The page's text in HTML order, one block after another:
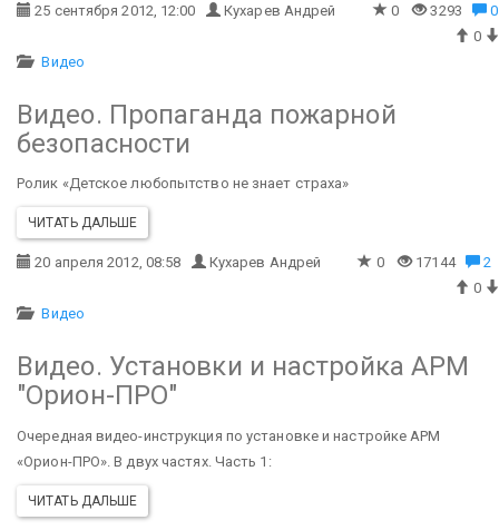
25 сентября 2012, 12:00 Кухарев Андрей 0 3293
0
0
Видео
Видео. Пропаганда пожарной
безопасности
Ролик «Детское любопытство не знает страха»
ЧИТАТЬ ДАЛЬШЕ
20 апреля 2012, 08:58 Кухарев Андрей 0 17144
2
0
Видео
Видео. Установки и настройка АРМ
"Орион-ПРО"
Очередная видео-инструкция по установке и настройке АРМ
«Орион-ПРО». В двух частях. Часть 1:
ЧИТАТЬ ДАЛЬШЕ